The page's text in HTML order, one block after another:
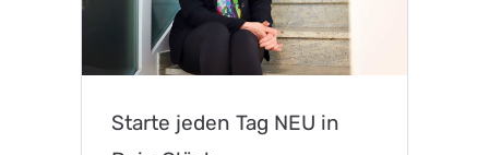
Starte jeden Tag NEU in